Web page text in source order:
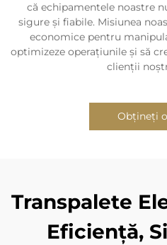
că echipamentele noastre
sigure și fiabile. Misiunea
economice pentru
optimizeze operațiunile și să
clienții
Obțineți
Transpalete
Eficiență,